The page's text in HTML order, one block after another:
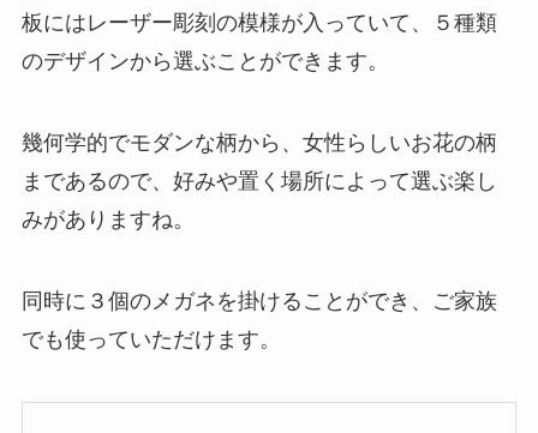
板にはレーザー彫刻の模様が入っていて、５種類
のデザインから選ぶことができます。
幾何学的でモダンな柄から、女性らしいお花の柄
まであるので、好みや置く場所によって選ぶ楽し
みがありますね。
同時に３個のメガネを掛けることができ、ご家族
でも使っていただけます。